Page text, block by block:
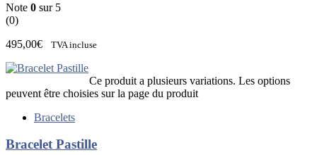
Note 0 sur 5
(0)
495,00€ TVA incluse
Ce produit a plusieurs variations. Les options
peuvent être choisies sur la page du produit
Bracelets
Bracelet Pastille